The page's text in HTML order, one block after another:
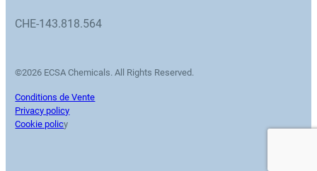
CHE-143.818.564
©2026 ECSA Chemicals. All Rights Reserved.
Conditions de Vente
Privacy policy
Cookie policy